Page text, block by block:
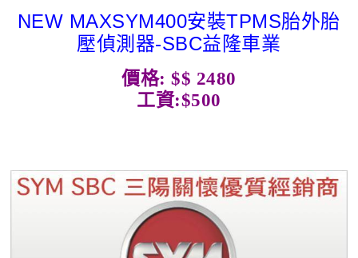
NEW MAXSYM400安裝TPMS胎外胎
壓偵測器-SBC益隆車業
價格: $$ 2480
工資:$500